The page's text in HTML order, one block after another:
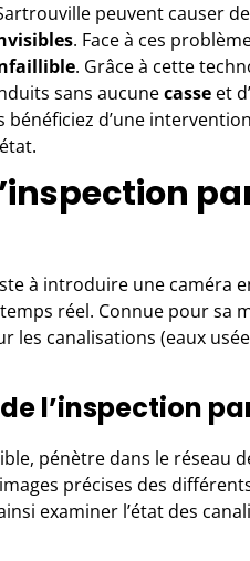
peuvent causer
. Face à ces
. Grâce à cette
sans aucunecasse et
d’une
à introduire une caméra
réel. Connue pour sa
les canalisations (eaux
l’inspection
pénètre dans le réseau
précises des
examiner l’état des